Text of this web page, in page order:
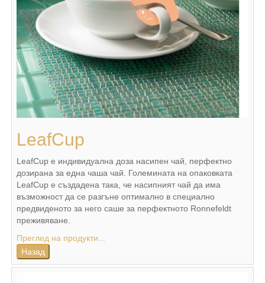
LeafCup
LeafCup е индивидуална доза насипен чай, перфектно
дозирана за една чаша чай. Големината на опаковката
LeafCup e създадена така, че насипният чай да има
възможност да се разгъне оптимално в специално
предвиденото за него саше за перфектното Ronnefeldt
преживяване.
Преглед на продукти...